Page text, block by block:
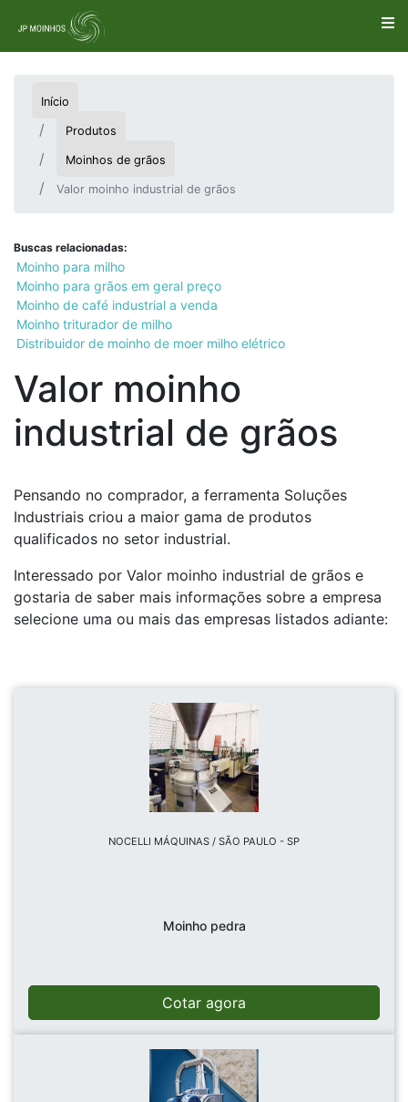
Início
Produtos
Moinhos de grãos
Valor moinho industrial de grãos
Buscas relacionadas:
Moinho para milho
Moinho para grãos em geral preço
Moinho de café industrial a venda
Moinho triturador de milho
Distribuidor de moinho de moer milho elétrico
Valor moinho
industrial de grãos
Pensando no comprador, a ferramenta Soluções
Industriais criou a maior gama de produtos
qualificados no setor industrial.
Interessado por Valor moinho industrial de grãos e
gostaria de saber mais informações sobre a empresa
selecione uma ou mais das empresas listados adiante:
NOCELLI MÁQUINAS / SÃO PAULO - SP
Moinho pedra
Cotar agora